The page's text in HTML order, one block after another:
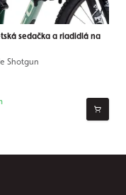
sedačka a riadidlá na
Shotgun